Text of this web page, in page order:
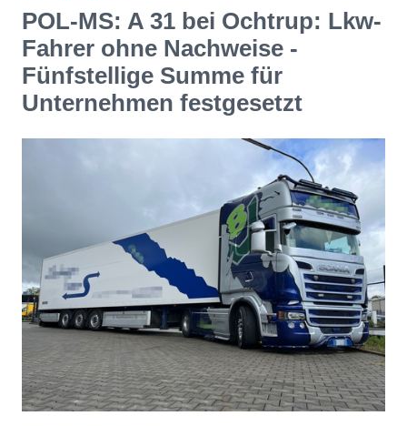
POL-MS: A 31 bei Ochtrup: Lkw-
Fahrer ohne Nachweise -
Fünfstellige Summe für
Unternehmen festgesetzt